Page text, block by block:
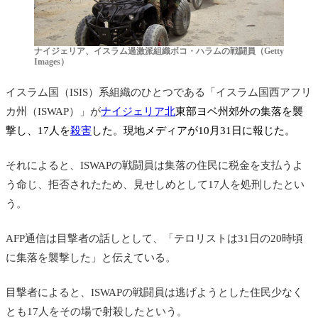
ナイジェリア、イスラム過激派組織ボコ・ハラムの戦闘員（Getty
Images）
イスラム国（ISIS）系組織のひとつである
「イスラム国西アフリ
カ州（ISWAP）」がナイジェリア北東部ヨベ州郊外の集落を襲
撃し、17人を殺害した。現地メディアが10月31日に報じた。
それによると、ISWAPの戦闘員は集落の住民に税金を支払うよ
う命じ、拒否されたため、見せしめとして17人を処刑したとい
う。
AFP通信は目撃者の話しとして、「テロリストは31日の20時頃
に集落を襲撃した」と伝えている。
目撃者によると、ISWAPの戦闘員は逃げようとした住民少なく
とも17人をその場で射殺したという。